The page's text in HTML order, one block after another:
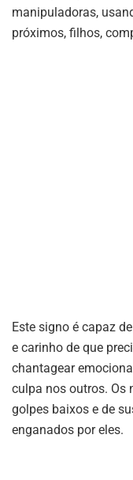
manipuladoras,
próximos, filhos,
Este signo é capaz
e carinho de que
chantagear
culpa nos outros. Os
golpes baixos e de
enganados por eles.